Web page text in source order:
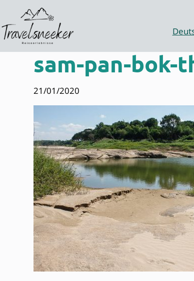
Inhalt
springen
sam-pan-bok-
21/01/2020